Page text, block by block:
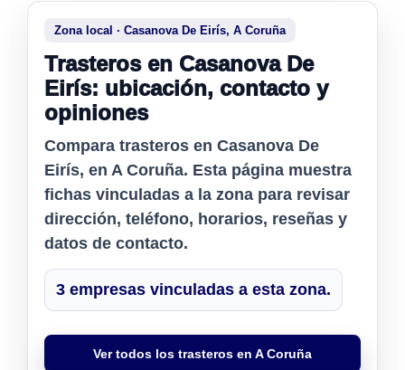
Zona local · Casanova De Eirís, A Coruña
Trasteros en Casanova De
Eirís: ubicación, contacto y
opiniones
Compara trasteros en Casanova De
Eirís, en A Coruña. Esta página muestra
fichas vinculadas a la zona para revisar
dirección, teléfono, horarios, reseñas y
datos de contacto.
3 empresas vinculadas a esta zona.
Ver todos los trasteros en A Coruña